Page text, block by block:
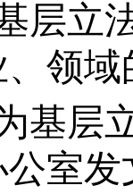
层立
领
基层
室发